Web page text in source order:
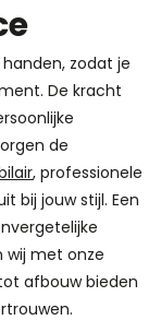
zodat je
De kracht
de
, professionele
bij jouw stijl. Een
wij met onze
afbouw bieden